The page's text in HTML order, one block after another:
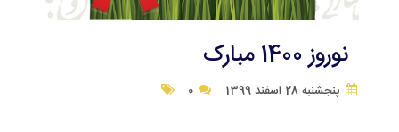
نوروز 1400 مبارک
پنجشنبه 28 اسفند 1399